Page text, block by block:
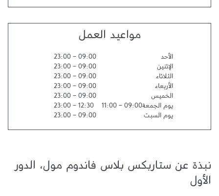
مواعيد العمل
الأحد 09:00
-
23:00
الإثنين
09:00
-
23:00
الثلاثاء
09:00
-
23:00
الأربعاء
09:00
-
23:00
الخميس
09:00
-
23:00
يوم الجمعة09:00
-
11:00
12:30
-
23:00
يوم السبت
09:00
-
23:00
نبذة عن ستاربكس بلاس فاندوم مول، الدور
الأول